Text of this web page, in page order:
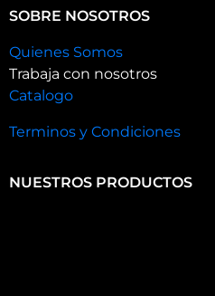
SOBRE NOSOTROS
Quienes Somos
Trabaja con nosotros
Catalogo
Terminos y Condiciones
NUESTROS PRODUCTOS